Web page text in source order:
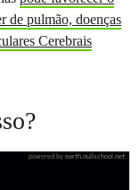
de pulmão, doenças
Cerebrais